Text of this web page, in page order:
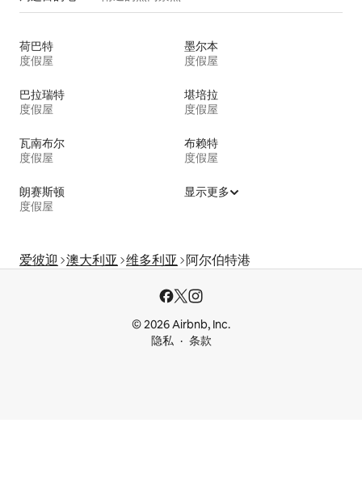
荷巴特
度假屋
墨尔本
度假屋
巴拉瑞特
度假屋
堪培拉
度假屋
瓦南布尔
度假屋
布赖特
度假屋
朗赛斯顿
度假屋
显示更多
爱彼迎 澳大利亚 维多利亚 阿尔伯特港
© 2026 Airbnb, Inc.
隐私
条款